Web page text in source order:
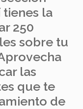
la
250
sobre tu
las
que te
de